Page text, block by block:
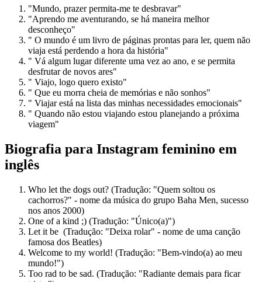
"Mundo, prazer permita-me te desbravar"
"Aprendo me aventurando, se há maneira melhor
desconheço"
" O mundo é um livro de páginas prontas para ler, quem não
viaja está perdendo a hora da história"
" Vá algum lugar diferente uma vez ao ano, e se permita
desfrutar de novos ares"
" Viajo, logo quero existo"
" Que eu morra cheia de memórias e não sonhos"
" Viajar está na lista das minhas necessidades emocionais"
" Quando não estou viajando estou planejando a próxima
viagem"
Biografia para Instagram feminino em
inglês
Who let the dogs out? (Tradução: "Quem soltou os
cachorros?" - nome da música do grupo Baha Men, sucesso
nos anos 2000)
One of a kind ;) (Tradução: "Único(a)")
Let it be (Tradução: "Deixa rolar" - nome de uma canção
famosa dos Beatles)
Welcome to my world! (Tradução: "Bem-vindo(a) ao meu
mundo!")
Too rad to be sad. (Tradução: "Radiante demais para ficar